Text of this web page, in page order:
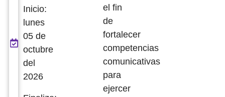
el fin
de
fortalecer
competencias
comunicativas
para
ejercer
Inicio:
lunes
05 de
octubre
del
2026